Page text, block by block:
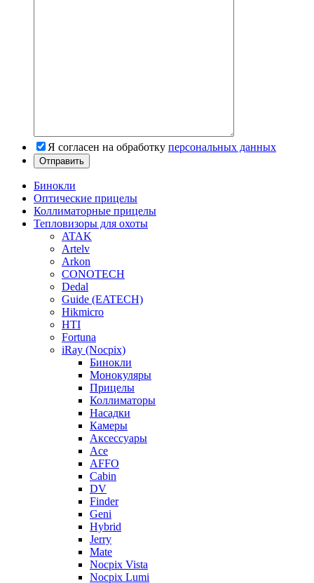
Я согласен на обработку персональных данных
Бинокли
Оптические прицелы
Коллиматорные прицелы
Тепловизоры для охоты
ATAK
Artelv
Arkon
CONOTECH
Dedal
Guide (EATECH)
Hikmicro
HTI
Fortuna
iRay (Nocpix)
Бинокли
Монокуляры
Прицелы
Коллиматоры
Насадки
Камеры
Аксессуары
Ace
AFFO
Cabin
DV
Finder
Geni
Hybrid
Jerry
Mate
Nocpix Vista
Nocpix Lumi